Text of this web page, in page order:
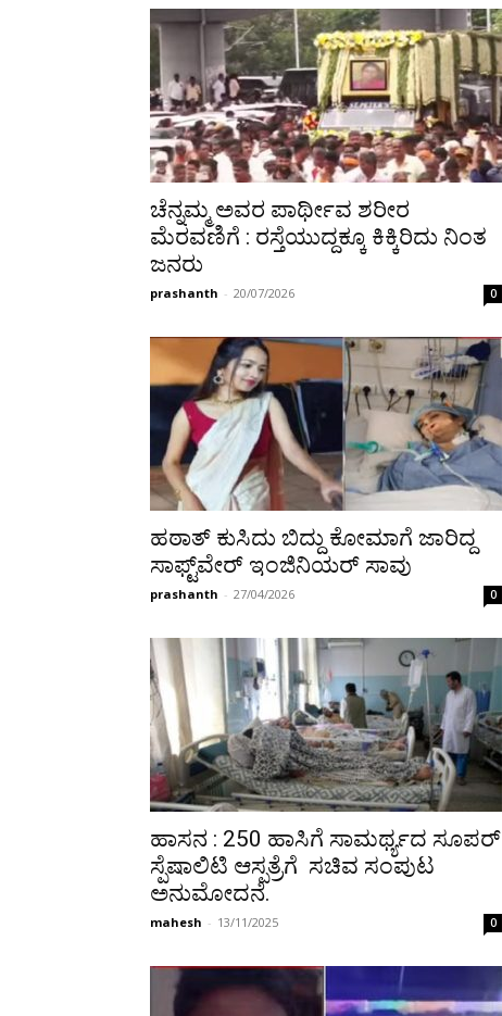
ಚೆನ್ನಮ್ಮ ಅವರ ಪಾರ್ಥೀವ ಶರೀರ
ಮೆರವಣಿಗೆ : ರಸ್ತೆಯುದ್ದಕ್ಕೂ ಕಿಕ್ಕಿರಿದು ನಿಂತ
ಜನರು
prashanth - 20/07/2026 0
ಹಠಾತ್ ಕುಸಿದು ಬಿದ್ದು ಕೋಮಾಗೆ ಜಾರಿದ್ದ
ಸಾಫ್ಟ್‌ವೇರ್ ಇಂಜಿನಿಯರ್ ಸಾವು
prashanth - 27/04/2026 0
ಹಾಸನ : 250 ಹಾಸಿಗೆ ಸಾಮರ್ಥ್ಯದ ಸೂಪರ್
ಸ್ಪೆಷಾಲಿಟಿ ಆಸ್ಪತ್ರೆಗೆ ಸಚಿವ ಸಂಪುಟ
ಅನುಮೋದನೆ.
mahesh - 13/11/2025 0